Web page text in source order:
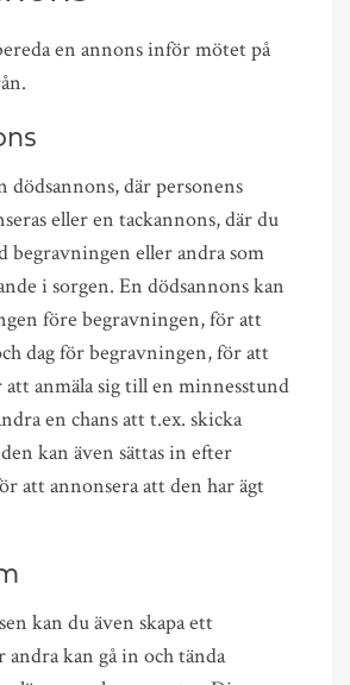
en annons inför mötet på
dödsannons, där personens
eller en tackannons, där du
begravningen eller andra som
i sorgen. En dödsannons kan
före begravningen, för att
dag för begravningen, för att
att anmäla sig till en minnesstund
en chans att t.ex. skicka
kan även sättas in efter
att annonsera att den har ägt
kan du även skapa ett
kan gå in och tända